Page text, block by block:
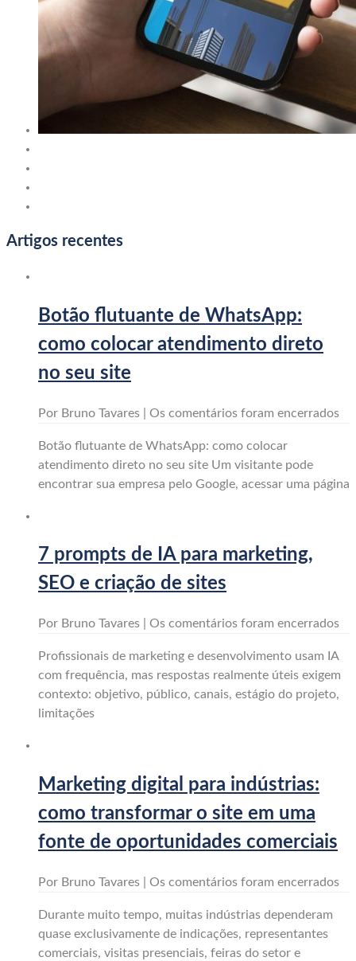
Artigos recentes
Botão flutuante de WhatsApp:
como colocar atendimento direto
no seu site
Por Bruno Tavares | Os comentários foram encerrados
Botão flutuante de WhatsApp: como colocar
atendimento direto no seu site Um visitante pode
encontrar sua empresa pelo Google, acessar uma página
7 prompts de IA para marketing,
SEO e criação de sites
Por Bruno Tavares | Os comentários foram encerrados
Profissionais de marketing e desenvolvimento usam IA
com frequência, mas respostas realmente úteis exigem
contexto: objetivo, público, canais, estágio do projeto,
limitações
Marketing digital para indústrias:
como transformar o site em uma
fonte de oportunidades comerciais
Por Bruno Tavares | Os comentários foram encerrados
Durante muito tempo, muitas indústrias dependeram
quase exclusivamente de indicações, representantes
comerciais, visitas presenciais, feiras do setor e